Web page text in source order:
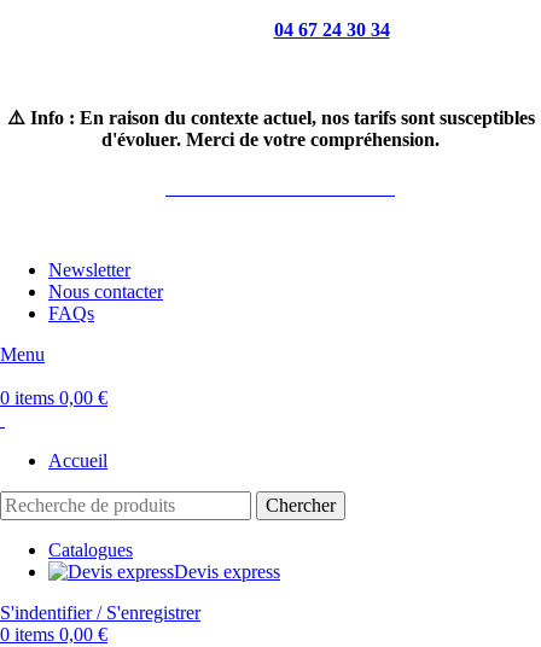
04 67 24 30 34
⚠️ Info : En raison du contexte actuel, nos tarifs sont susceptibles
d'évoluer. Merci de votre compréhension.
Newsletter
Nous contacter
FAQs
Menu
0 items 0,00 €
Accueil
Chercher
Catalogues
Devis express
S'indentifier / S'enregistrer
0 items 0,00 €